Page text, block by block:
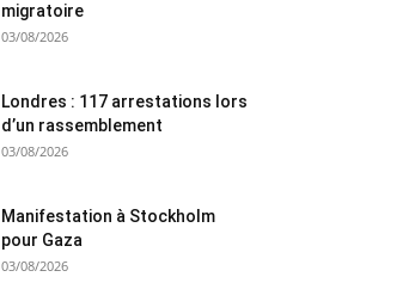
migratoire
03/08/2026
Londres : 117 arrestations lors
d’un rassemblement
03/08/2026
Manifestation à Stockholm
pour Gaza
03/08/2026